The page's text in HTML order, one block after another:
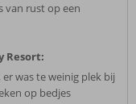
van rust op een
Resort:
was te weinig plek bij
op bedjes